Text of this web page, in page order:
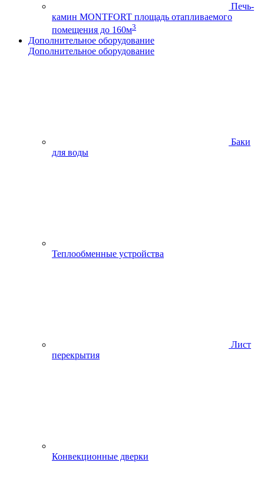
Печь-
камин MONTFORT площадь отапливаемого
помещения до 160м3
Дополнительное оборудование
Дополнительное оборудование
Баки
для воды
Теплообменные устройства
Лист
перекрытия
Конвекционные дверки